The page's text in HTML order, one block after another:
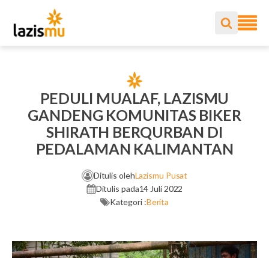
PEDULI MUALAF, LAZISMU
GANDENG KOMUNITAS BIKER
SHIRATH BERQURBAN DI
PEDALAMAN KALIMANTAN
Ditulis olehLazismu Pusat
Ditulis pada14 Juli 2022
Kategori :Berita